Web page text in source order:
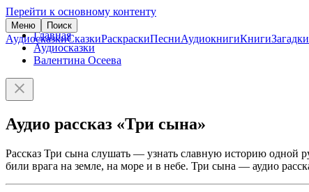
Перейти к основному контенту
Меню Поиск
АудиосказкиСказкиРаскраскиПесниАудиокнигиКнигиЗагадки
Главная
Аудиосказки
Валентина Осеева
Аудио рассказ «Три сына»
Рассказ Три сына слушать — узнать славную историю одной
били врага на земле, на море и в небе. Три сына — аудио